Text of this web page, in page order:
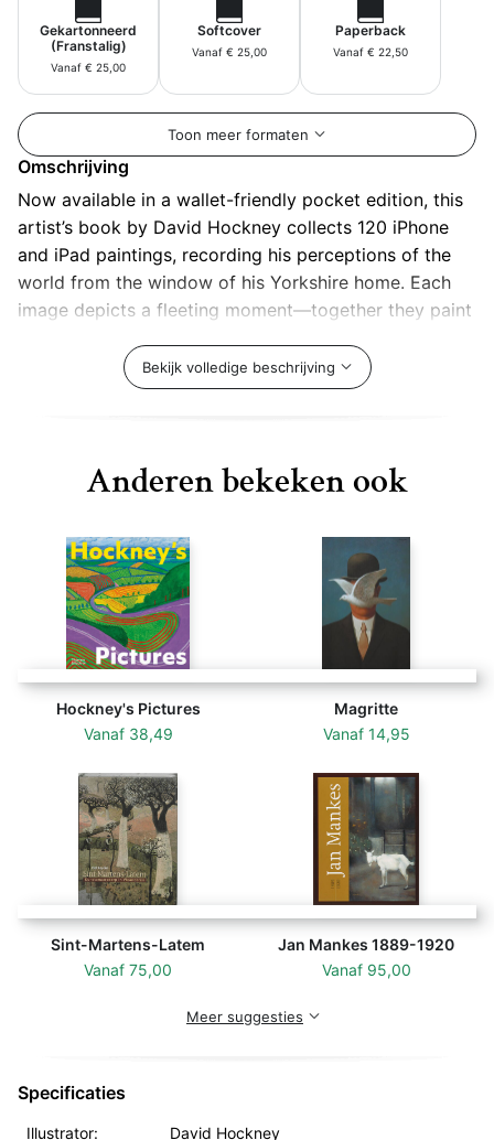
Gekartonneerd
(Franstalig)
Vanaf € 25,00
Softcover
Vanaf € 25,00
Paperback
Vanaf € 22,50
Toon meer formaten
Omschrijving
Now available in a wallet-friendly pocket edition, this
artist’s book by David Hockney collects 120 iPhone
and iPad paintings, recording his perceptions of the
world from the window of his Yorkshire home. Each
image depicts a fleeting moment—together they paint
Bekijk volledige beschrijving
Anderen bekeken ook
Hockney's Pictures
Vanaf 38,49
Magritte
Vanaf 14,95
Sint-Martens-Latem
Vanaf 75,00
Jan Mankes 1889-1920
Vanaf 95,00
Meer suggesties
Specificaties
Illustrator: David Hockney